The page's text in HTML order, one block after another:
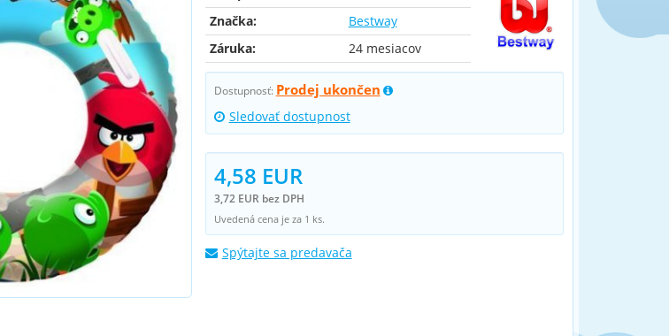
Značka:
Bestway
Záruka:
24 mesiacov
Dostupnosť: Prodej ukončen
Sledovať dostupnost
4,58 EUR
3,72 EUR bez DPH
Uvedená cena je za 1 ks.
Spýtajte sa predavača